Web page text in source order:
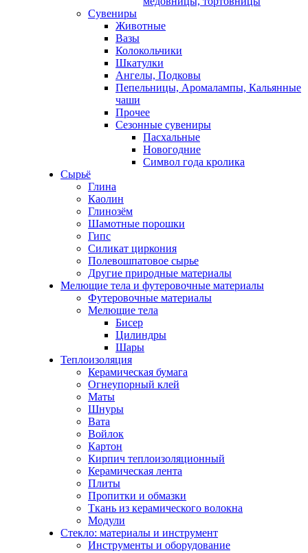
Сувениры
Животные
Вазы
Колокольчики
Шкатулки
Ангелы, Подковы
Пепельницы, Аромалампы, Кальянные
чаши
Прочее
Сезонные сувениры
Пасхальные
Новогодние
Символ года кролика
Сырьё
Глина
Каолин
Глинозём
Шамотные порошки
Гипс
Силикат циркония
Полевошпатовое сырье
Другие природные материалы
Мелющие тела и футеровочные материалы
Футеровочные материалы
Мелющие тела
Бисер
Цилиндры
Шары
Теплоизоляция
Керамическая бумага
Огнеупорный клей
Маты
Шнуры
Вата
Войлок
Картон
Кирпич теплоизоляционный
Керамическая лента
Плиты
Пропитки и обмазки
Ткань из керамического волокна
Модули
Стекло: материалы и инструмент
Инструменты и оборудование